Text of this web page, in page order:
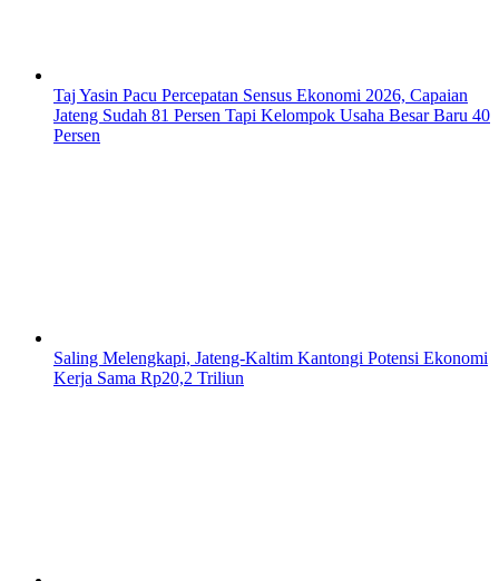
Taj Yasin Pacu Percepatan Sensus Ekonomi 2026, Capaian
Jateng Sudah 81 Persen Tapi Kelompok Usaha Besar Baru 40
Persen
Saling Melengkapi, Jateng-Kaltim Kantongi Potensi Ekonomi
Kerja Sama Rp20,2 Triliun